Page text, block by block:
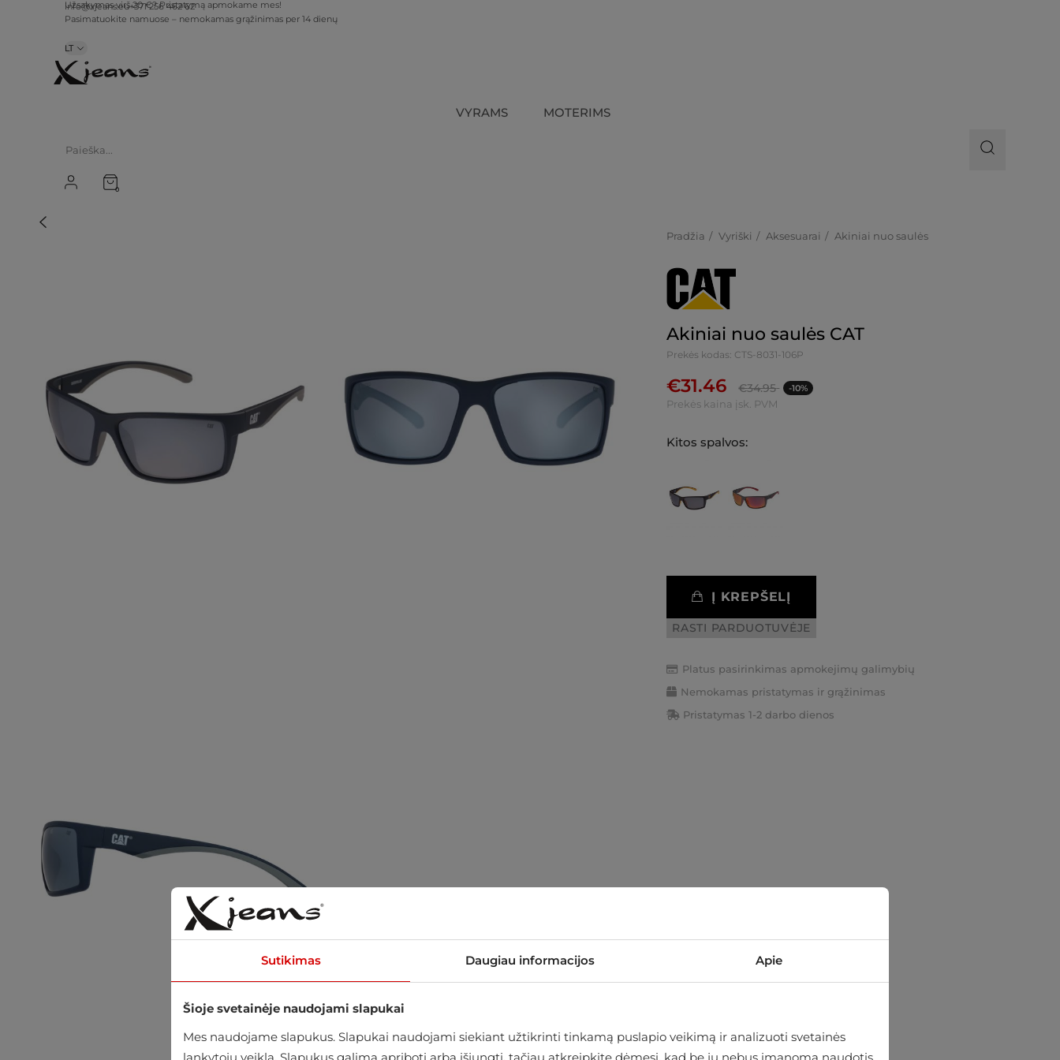
info@xjeans.eu+371 256 462 62
Užsakymas virš 20 €? Pristatymą apmokame mes!
Pasimatuokite namuose – nemokamas grąžinimas per 14 dienų
LT
VYRAMS MOTERIMS
0
Pradžia Vyriški Aksesuarai Akiniai nuo saulės
Akiniai nuo saulės CAT
Prekės kodas: CTS-8031-106P
€31.46 €34.95 -10%
Prekės kaina įsk. PVM
Kitos spalvos:
Į KREPŠELĮ
RASTI PARDUOTUVĖJE
Platus pasirinkimas apmokejimų galimybių
Nemokamas pristatymas ir grąžinimas
Pristatymas 1-2 darbo dienos
Sutikimas Daugiau informacijos Apie
Šioje svetainėje naudojami slapukai
Mes naudojame slapukus. Slapukai naudojami siekiant užtikrinti tinkamą puslapio veikimą ir analizuoti svetainės